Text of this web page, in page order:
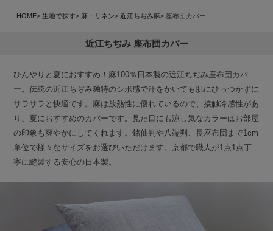
HOME 生地で探す 麻・リネン 近江ちぢみ麻 座布団カバー
近江ちぢみ 座布団カバー
ひんやりと夏におすすめ！麻100％日本製の近江ちぢみ座布団カバ
ー。伝統の近江ちぢみ独特のシボ感で汗をかいても肌にひっつかずに
サラサラと快適です。麻は放熱性に優れているので、接触冷感性があ
り、夏におすすめのカバーです。見た目にも涼し気なカラーはお部屋
の印象も爽やかにしてくれます。銘仙判や八端判、長座布団まで1cm
単位で様々なサイズをお選びいただけます。京都で職人が1点1点丁
寧に縫製する安心の日本製。